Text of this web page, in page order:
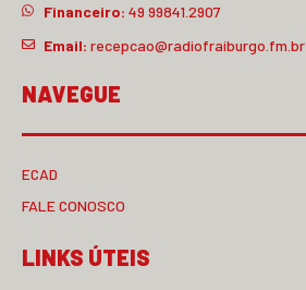
Financeiro: 49 99841.2907
Email: recepcao@radiofraiburgo.fm.br
NAVEGUE
ECAD
FALE CONOSCO
LINKS ÚTEIS